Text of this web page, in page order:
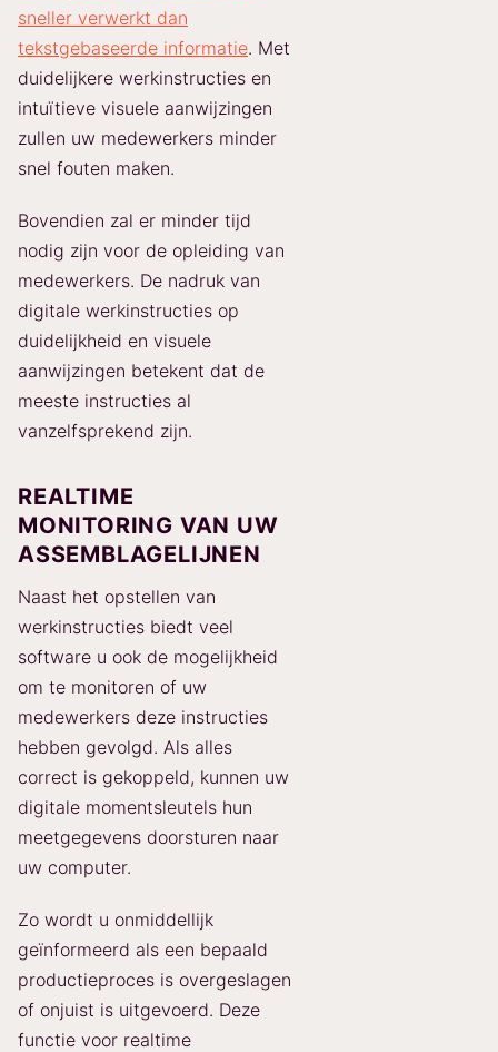
sneller verwerkt dan
tekstgebaseerde informatie. Met
duidelijkere werkinstructies en
intuïtieve visuele aanwijzingen
zullen uw medewerkers minder
snel fouten maken.
Bovendien zal er minder tijd
nodig zijn voor de opleiding van
medewerkers. De nadruk van
digitale werkinstructies op
duidelijkheid en visuele
aanwijzingen betekent dat de
meeste instructies al
vanzelfsprekend zijn.
REALTIME
MONITORING VAN UW
ASSEMBLAGELIJNEN
Naast het opstellen van
werkinstructies biedt veel
software u ook de mogelijkheid
om te monitoren of uw
medewerkers deze instructies
hebben gevolgd. Als alles
correct is gekoppeld, kunnen uw
digitale momentsleutels hun
meetgegevens doorsturen naar
uw computer.
Zo wordt u onmiddellijk
geïnformeerd als een bepaald
productieproces is overgeslagen
of onjuist is uitgevoerd. Deze
functie voor realtime